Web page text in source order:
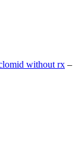
without rx –